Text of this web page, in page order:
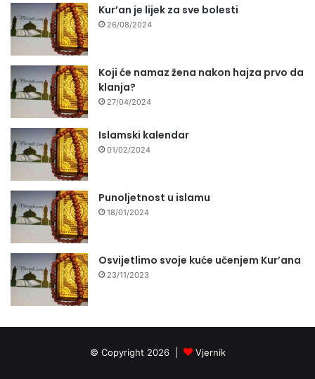
Kur’an je lijek za sve bolesti
26/08/2024
Koji će namaz žena nakon hajza prvo da
klanja?
27/04/2024
Islamski kalendar
01/02/2024
Punoljetnost u islamu
18/01/2024
Osvijetlimo svoje kuće učenjem Kur’ana
23/11/2023
© Copyright 2026 | Vjernik